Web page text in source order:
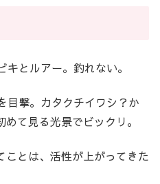
とルアー。釣れない。
目撃。カタクチイワシ？か
て見る光景でビックリ。
ことは、活性が上がってきた